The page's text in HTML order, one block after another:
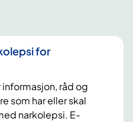
for
råd og
som har eller skal
narkolepsi. E-